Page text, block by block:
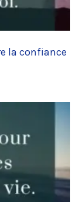
la confiance